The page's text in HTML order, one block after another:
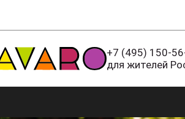
+7 (495) 150-
для жителей